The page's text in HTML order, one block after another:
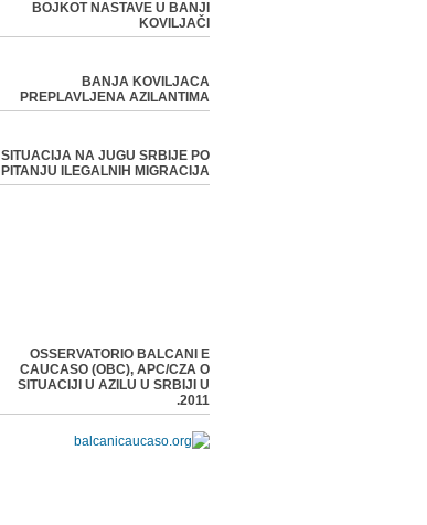
BOJKOT NASTAVE U BANJI
KOVILJAČI
BANJA KOVILJACA
PREPLAVLJENA AZILANTIMA
SITUACIJA NA JUGU SRBIJE PO
PITANJU ILEGALNIH MIGRACIJA
OSSERVATORIO BALCANI E
CAUCASO (OBC), APC/CZA O
SITUACIJI U AZILU U SRBIJI U
2011.